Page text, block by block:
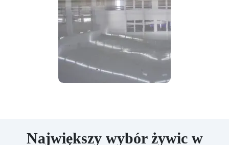
Największy wybór żywic w